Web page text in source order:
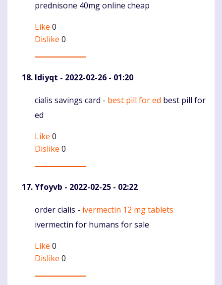
prednisone 40mg online cheap
Like 0
Dislike 0
Idiyqt - 2022-02-26 - 01:20
Komentaras
cialis savings card - best pill for ed best pill for
ed
Like 0
Dislike 0
Yfoyvb - 2022-02-25 - 02:22
Komentaras
order cialis - ivermectin 12 mg tablets
ivermectin for humans for sale
Like 0
Dislike 0